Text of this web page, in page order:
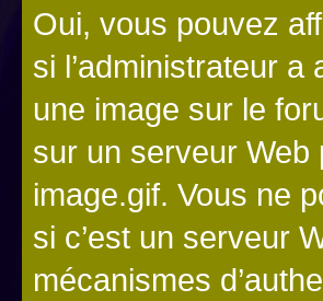
Oui, vous pouvez
si l’administrateur
une image sur le
sur un serveur Web
image.gif. Vous ne
si c’est un serveur
mécanismes